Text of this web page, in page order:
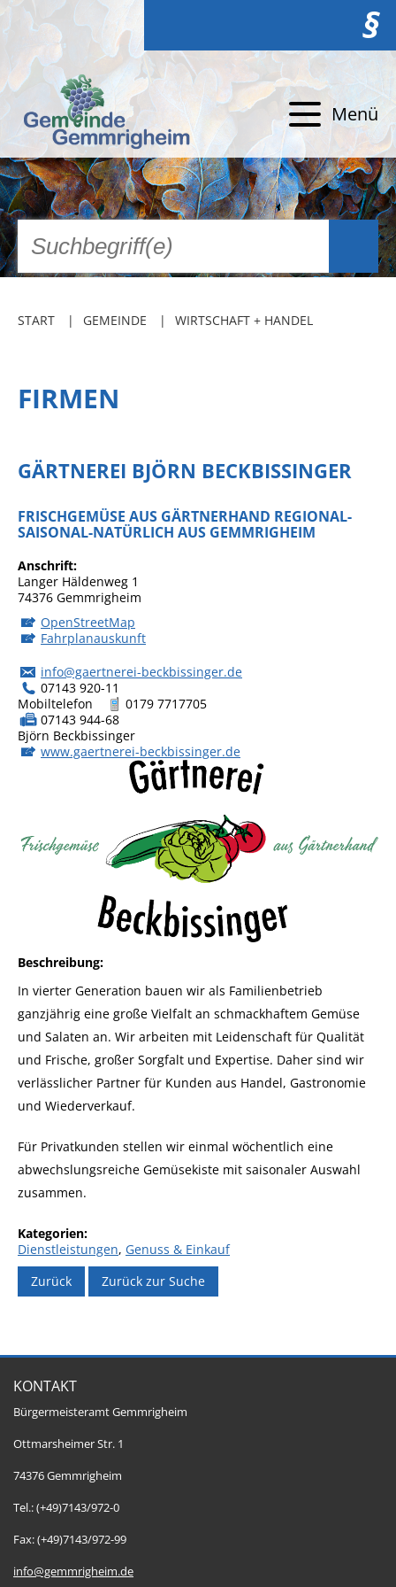
§
Menü
START GEMEINDE WIRTSCHAFT + HANDEL
FIRMEN
GÄRTNEREI BJÖRN BECKBISSINGER
FRISCHGEMÜSE AUS GÄRTNERHAND REGIONAL-
SAISONAL-NATÜRLICH AUS GEMMRIGHEIM
Anschrift
Langer Häldenweg 1
74376 Gemmrigheim
OpenStreetMap
Fahrplanauskunft
info@gaertnerei-beckbissinger.de
07143 920-11
Mobiltelefon
0179 7717705
07143 944-68
Björn Beckbissinger
www.gaertnerei-beckbissinger.de
Beschreibung
In vierter Generation bauen wir als Familienbetrieb
ganzjährig eine große Vielfalt an schmackhaftem Gemüse
und Salaten an. Wir arbeiten mit Leidenschaft für Qualität
und Frische, großer Sorgfalt und Expertise. Daher sind wir
verlässlicher Partner für Kunden aus Handel, Gastronomie
und Wiederverkauf.
Für Privatkunden stellen wir einmal wöchentlich eine
abwechslungsreiche Gemüsekiste mit saisonaler Auswahl
zusammen.
Dienstleistungen, Genuss & Einkauf
Zurück
Zurück zur Suche
KONTAKT
Bürgermeisteramt Gemmrigheim
Ottmarsheimer Str. 1
74376 Gemmrigheim
Tel.: (+49)7143/972-0
Fax: (+49)7143/972-99
info@gemmrigheim.de